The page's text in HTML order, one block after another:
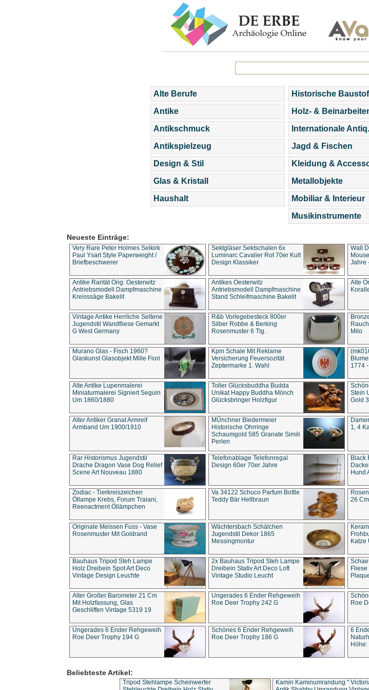
Alte Berufe
Antike
Antikschmuck
Antikspielzeug
Design & Stil
Glas & Kristall
Haushalt
Historische
Holz- &
Internationale
Jagd & Fischen
Kleidung &
Metallobjekte
Mobiliar & Interieur
Musikinstrumente
Neueste Einträge:
Very Rare Peter Holmes Selkirk
Paul Ysart Style Paperweight /
Briefbeschwerer
Sektgläser Sektschalen 6x
Luminarc Cavalier Rot 70er Kult
Design Klassiker
Walt
Jahre
Antike Rarität Orig. Oesterwitz
Antriebsmodell Dampfmaschine
Kreisssäge Bakelit
Antikes Oesterwitz
Antriebsmodell Dampfmaschine
Stand Schleifmaschine Bakelit
Alte
Vintage Antike Herrliche Seltene
Jugendstil Wandfliese Gemarkt
G West Germany
R&b Vorlegebesteck 800er
Silber Robbe & Berking
Rosenmuster 6 Tlg.
Milo
Murano Glas - Fisch 1960?
Glaskunst Glasobjekt Mille Fiori
Kpm Schale Mit Reklame
Versicherung Feuersozität
Zeptermarke 1. Wahl
1774
Alte Antike Lupenmalerei
Miniaturmalerei Signiert Seguin
Um 1860/1880
Toller Glücksbuddha Budda
Unikat Happy Buddha Mönch
Glücksbringer Holzfigur
Stein
Gold
Alter Antiker Granat Armreif
Armband Um 1900/1910
MÜnchner Biedermeier
Historische Ohrringe
Schaumgold 585 Granate Simili
Perlen
1, 4
Rar Historismus Jugendstil
Drache Dragon Vase Dog Relief
Scene Art Nouveau 1880
Telefonablage Telefonregal
Design 60er 70er Jahre
Black
Hund
Zodiac - Tierkreiszeichen
Öllampe Krebs, Forum Traiani,
Reenactment Öllämpchen
Va 34122 Schuco Parfum Bottle
Teddy Bär Hellbraun
26 Cm
Originale Meissen Fuss - Vase
Rosenmuster Mit Goldrand
Wächtersbach Schälchen
Jugendstil Dekor 1865
Messingmontur
Katze
Bauhaus Tripod Steh Lampe
Holz Dreibein Spot Art Deco
Vintage Design Leuchte
2x Bauhaus Tripod Steh Lampe
Dreibein Stativ Art Deco Loft
Vintage Studio Leucht
Fliese
Alter Großer Barometer 21 Cm
Mit Holzfassung, Glas
Geschliffen Vintage 5319 19
Ungerades 6 Ender Rehgeweih
Roe Deer Trophy 242 G
Roe
Ungerades 6 Ender Rehgeweih
Roe Deer Trophy 194 G
Schönes 6 Ender Rehgeweih
Roe Deer Trophy 186 G
6
Beliebteste Artikel:
Tripod Stehlampe Scheinwerfer
Kamin Kaminumrandung "